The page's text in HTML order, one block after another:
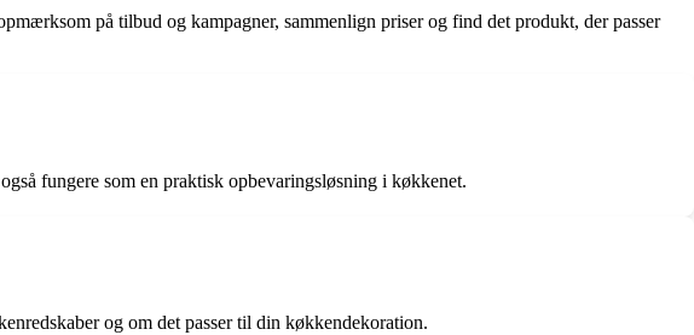
på tilbud og kampagner, sammenlign priser og find det produkt, der passer
fungere som en praktisk opbevaringsløsning i køkkenet.
og om det passer til din køkkendekoration.